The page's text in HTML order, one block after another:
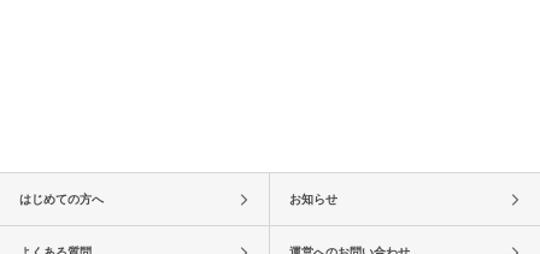
はじめての方へ お知らせ